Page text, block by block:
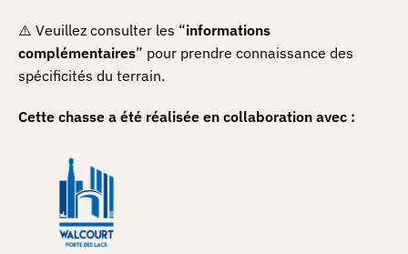
⚠️ Veuillez consulter les “informations
complémentaires” pour prendre connaissance des
spécificités du terrain.
Cette chasse a été réalisée en collaboration avec :